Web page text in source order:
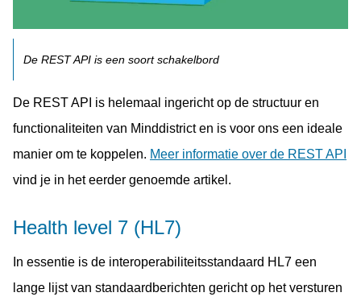
De REST API is een soort schakelbord
De REST API is helemaal ingericht op de structuur en
functionaliteiten van Minddistrict en is voor ons een ideale
manier om te koppelen. Meer informatie over de REST API
vind je in het eerder genoemde artikel.
Health level 7 (HL7)
In essentie is de interoperabiliteitsstandaard HL7 een
lange lijst van standaardberichten gericht op het versturen